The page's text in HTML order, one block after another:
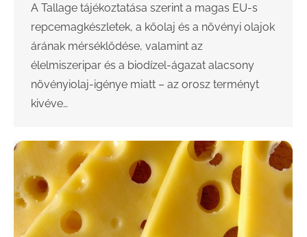
A Tallage tájékoztatása szerint a magas EU-s
repcemagkészletek, a kőolaj és a növényi olajok
árának mérséklődése, valamint az
élelmiszeripar és a biodízel-ágazat alacsony
növényiolaj-igénye miatt – az orosz terményt
kivéve…